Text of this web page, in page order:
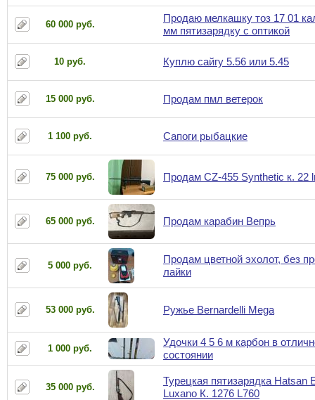
60 000 руб.
Продаю мелкашку тоз 17 01
мм пятизарядку с оптикой
10 руб. Куплю сайгу 5.56 или 5.45
15 000 руб. Продам пмл ветерок
1 100 руб. Сапоги рыбацкие
75 000 руб. Продам CZ-455 Synthetic к. 22
65 000 руб. Продам карабин Вепрь
5 000 руб.
Продам цветной эхолот, без
лайки
53 000 руб. Ружье Bernardelli Mega
1 000 руб.
Удочки 4 5 6 м карбон в
состоянии
35 000 руб.
Турецкая пятизарядка Hatsan
Luxano К. 1276 L760